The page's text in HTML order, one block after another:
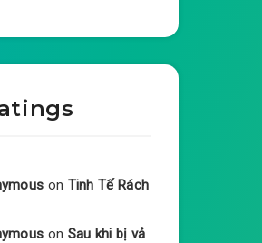
on Tinh Tế Rách
on Sau khi bị vả